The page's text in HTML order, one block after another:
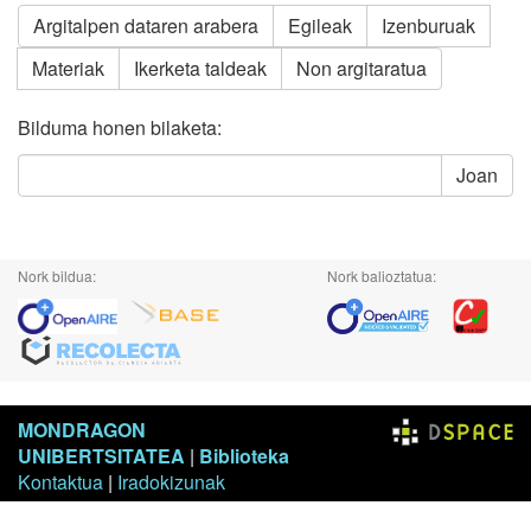
Argitalpen dataren arabera Egileak
Izenburuak
Materiak
Ikerketa taldeak Non argitaratua
Bilduma honen bilaketa:
Joan
Nork bildua: Nork balioztatua:
MONDRAGON
UNIBERTSITATEA | Biblioteka
Kontaktua | Iradokizunak